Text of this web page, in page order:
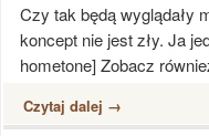
Czy tak będą wyglądały
koncept nie jest zły. Ja
hometone] Zobacz
Czytaj dalej →